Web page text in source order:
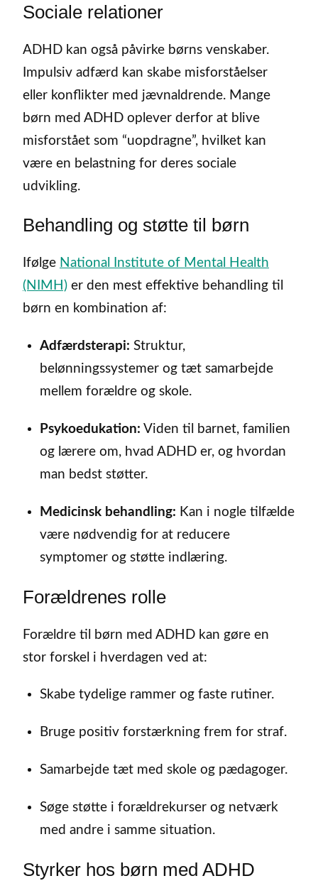
Sociale relationer
ADHD kan også påvirke børns venskaber.
Impulsiv adfærd kan skabe misforståelser
eller konflikter med jævnaldrende. Mange
børn med ADHD oplever derfor at blive
misforstået som “uopdragne”, hvilket kan
være en belastning for deres sociale
udvikling.
Behandling og støtte til børn
Ifølge National Institute of Mental Health
(NIMH) er den mest effektive behandling til
børn en kombination af:
Adfærdsterapi: Struktur,
belønningssystemer og tæt samarbejde
mellem forældre og skole.
Psykoedukation: Viden til barnet, familien
og lærere om, hvad ADHD er, og hvordan
man bedst støtter.
Medicinsk behandling: Kan i nogle tilfælde
være nødvendig for at reducere
symptomer og støtte indlæring.
Forældrenes rolle
Forældre til børn med ADHD kan gøre en
stor forskel i hverdagen ved at:
Skabe tydelige rammer og faste rutiner.
Bruge positiv forstærkning frem for straf.
Samarbejde tæt med skole og pædagoger.
Søge støtte i forældrekurser og netværk
med andre i samme situation.
Styrker hos børn med ADHD